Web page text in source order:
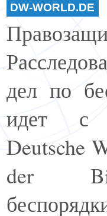
DW-WORLD.DE
дел по
идет с
Deutsche
der